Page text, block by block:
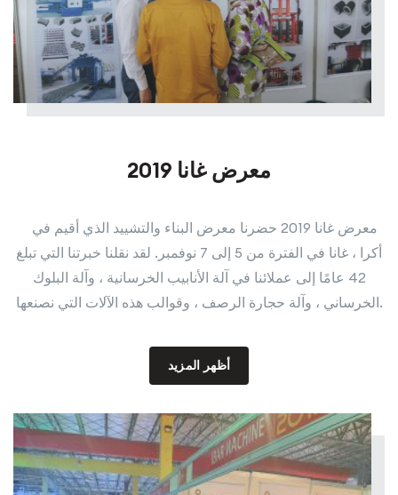
معرض غانا 2019
أكرا ، غانا في الفترة من 5 إلى 7 نوفمبر. لقد نقلنا خبرتنا التي تبلغ
42 عامًا إلى عملائنا في آلة الأنابيب الخرسانية ، وآلة البلوك
الخرساني ، وآلة حجارة الرصف ، وقوالب هذه الآلات التي نصنعها.
أظهر المزيد